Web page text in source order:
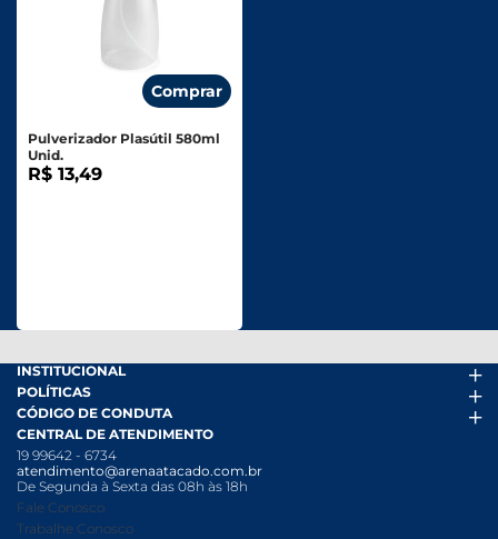
Comprar
Pulverizador Plasútil 580ml
Unid.
R$ 13,49
INSTITUCIONAL
Arena Mais
Fácil Pra Pagar
Ofertas
Folheto
Nossas Lojas
Nossa História
Relatório Transparência Salarial
POLÍTICAS
Termos de uso
Política de Trocas e Devoluções
Política de Privacidade
Política Anticorrupção
Política de entrega e Retirada
Política de Pagamento
CÓDIGO DE CONDUTA
Código de conduta PDF
Canal de Denúncias
Canal de Denúncias da Mulher
CENTRAL DE ATENDIMENTO
19 99642 - 6734
atendimento@arenaatacado.com.br
De Segunda à Sexta das 08h às 18h
Fale Conosco
Trabalhe Conosco